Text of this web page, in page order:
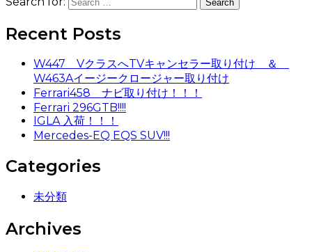
Recent Posts
W447 VクラスへTVキャンセラー取り付け ＆
W463Aイージークロージャー取り付け
Ferrari458 ナビ取り付け！！！
Ferrari 296GTB!!!!
IGLA 入荷！！！
Mercedes-EQ EQS SUV!!!
Categories
未分類
Archives